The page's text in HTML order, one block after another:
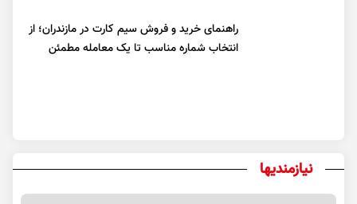
راهنمای خرید و فروش سیم کارت در مازندران؛ از
انتخاب شماره مناسب تا یک معامله مطمئن
نیازمندیها